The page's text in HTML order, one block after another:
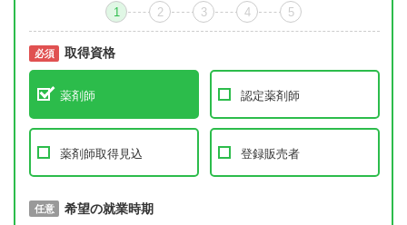
1 2 3 4 5
必須 取得資格
薬剤師 認定薬剤師
薬剤師取得見込 登録販売者
必須 取得予定年
任意 希望の就業時期